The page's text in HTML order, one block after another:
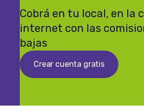
Cobrá en tu local, en la
internet con las
bajas
Crear cuenta gratis